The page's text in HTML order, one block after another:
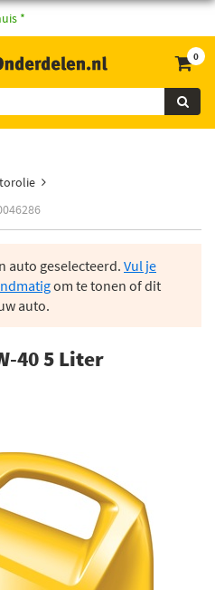
*
0
auto geselecteerd. Vul je
om te tonen of dit
auto.
40 5 Liter